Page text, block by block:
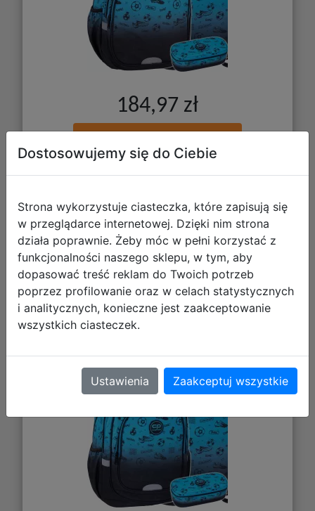
184,97 zł
DO KOSZYKA
CoolPack Zestaw Szkolny Football 2T
Blue 3el. Plecak Fast F163008 +
Dostosowujemy się do Ciebie
Strona wykorzystuje ciasteczka, które zapisują się
w przeglądarce internetowej. Dzięki nim strona
działa poprawnie. Żeby móc w pełni korzystać z
funkcjonalności naszego sklepu, w tym, aby
dopasować treść reklam do Twoich potrzeb
poprzez profilowanie oraz w celach statystycznych
i analitycznych, konieczne jest zaakceptowanie
wszystkich ciasteczek.
Ustawienia Zaakceptuj wszystkie